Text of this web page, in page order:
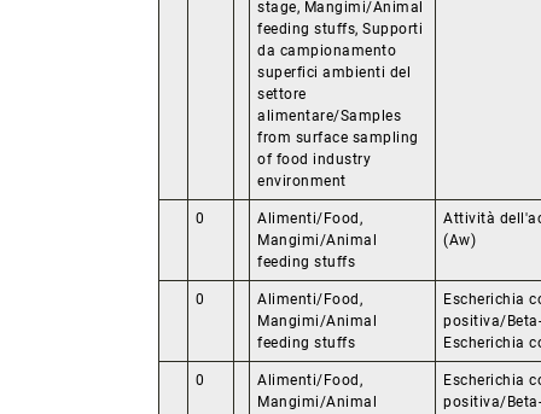
stage, Mangimi/Animal
feeding stuffs, Supporti
da campionamento
superfici ambienti del
settore
alimentare/Samples
from surface sampling
of food industry
environment
0
Alimenti/Food,
Mangimi/Animal
feeding stuffs
Attività
(Aw)
0
Alimenti/Food,
Mangimi/Animal
feeding stuffs
Escherichia
positiva/
Escherichia
0
Alimenti/Food,
Mangimi/Animal
Escherichia
positiva/